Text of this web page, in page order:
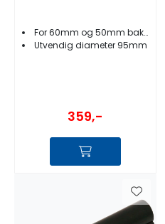
For 60mm og 50mm bakstykker
Utvendig diameter 95mm
359,-